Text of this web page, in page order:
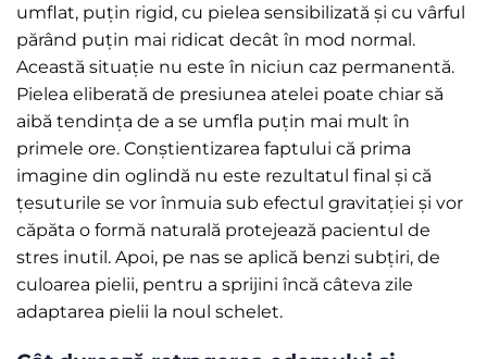
umflat, puțin rigid, cu pielea sensibilizată și cu vârful
părând puțin mai ridicat decât în mod normal.
Această situație nu este în niciun caz permanentă.
Pielea eliberată de presiunea atelei poate chiar să
aibă tendința de a se umfla puțin mai mult în
primele ore. Conștientizarea faptului că prima
imagine din oglindă nu este rezultatul final și că
țesuturile se vor înmuia sub efectul gravitației și vor
căpăta o formă naturală protejează pacientul de
stres inutil. Apoi, pe nas se aplică benzi subțiri, de
culoarea pielii, pentru a sprijini încă câteva zile
adaptarea pielii la noul schelet.